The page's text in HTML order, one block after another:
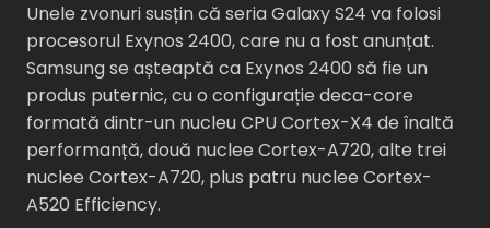
Unele zvonuri susțin că seria Galaxy S24 va folosi
procesorul Exynos 2400, care nu a fost anunțat.
Samsung se așteaptă ca Exynos 2400 să fie un
produs puternic, cu o configurație deca-core
formată dintr-un nucleu CPU Cortex-X4 de înaltă
performanță, două nuclee Cortex-A720, alte trei
nuclee Cortex-A720, plus patru nuclee Cortex-
A520 Efficiency.